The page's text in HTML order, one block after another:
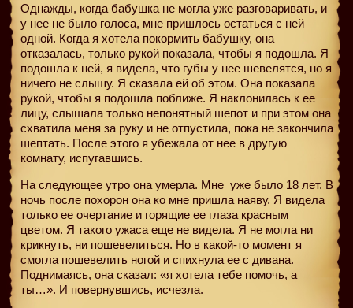
Однажды, когда бабушка не могла уже разговаривать, и
у нее не было голоса, мне пришлось остаться с ней
одной. Когда я хотела покормить бабушку, она
отказалась, только рукой показала, чтобы я подошла. Я
подошла к ней, я видела, что губы у нее шевелятся, но я
ничего не слышу. Я сказала ей об этом. Она показала
рукой, чтобы я подошла поближе. Я наклонилась к ее
лицу, слышала только непонятный шепот и при этом она
схватила меня за руку и не отпустила, пока не закончила
шептать. После этого я убежала от нее в другую
комнату, испугавшись.
На следующее утро она умерла. Мне уже было 18 лет. В
ночь после похорон она ко мне пришла наяву. Я видела
только ее очертание и горящие ее глаза красным
цветом. Я такого ужаса еще не видела. Я не могла ни
крикнуть, ни пошевелиться. Но в какой-то момент я
смогла пошевелить ногой и спихнула ее с дивана.
Поднимаясь, она сказал: «я хотела тебе помочь, а
ты…». И повернувшись, исчезла.